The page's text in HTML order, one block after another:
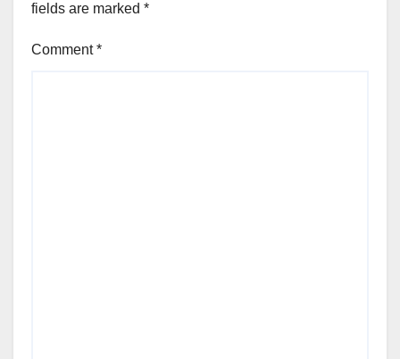
fields are marked *
Comment*